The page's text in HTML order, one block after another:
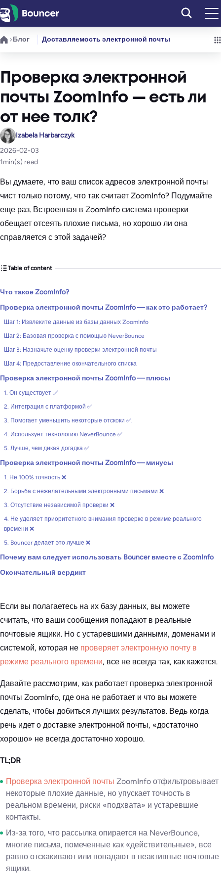
Перейти
к
содержимому
Блог Доставляемость электронной почты
Проверка электронной
почты ZoomInfo — есть ли
от нее толк?
Izabela Harbarczyk
2026-02-03
1min(s) read
Вы думаете, что ваш список адресов электронной почты
чист только потому, что так считает ZoomInfo? Подумайте
еще раз. Встроенная в ZoomInfo система проверки
обещает отсеять плохие письма, но хорошо ли она
справляется с этой задачей?
Table of content
Что такое ZoomInfo?
Проверка электронной почты ZoomInfo — как это работает?
Шаг 1: Извлеките данные из базы данных ZoomInfo
Шаг 2: Базовая проверка с помощью NeverBounce
Шаг 3: Назначьте оценку проверки электронной почты
Шаг 4: Предоставление окончательного списка
Проверка электронной почты ZoomInfo — плюсы
1. Он существует ✅
2. Интеграция с платформой ✅
3. Помогает уменьшить некоторые отскоки ✅.
4. Использует технологию NeverBounce ✅
5. Лучше, чем дикая догадка ✅
Проверка электронной почты ZoomInfo — минусы
1. Не 100% точность ❌
2. Борьба с нежелательными электронными письмами ❌
3. Отсутствие независимой проверки ❌
4. Не уделяет приоритетного внимания проверке в режиме реального
времени ❌
5. Bouncer делает это лучше ❌
Почему вам следует использовать Bouncer вместе с ZoomInfo
Окончательный вердикт
Если вы полагаетесь на их базу данных, вы можете
считать, что ваши сообщения попадают в реальные
почтовые ящики. Но с устаревшими данными, доменами и
системой, которая не проверяет электронную почту в
режиме реального времени, все не всегда так, как кажется.
Давайте рассмотрим, как работает проверка электронной
почты ZoomInfo, где она не работает и что вы можете
сделать, чтобы добиться лучших результатов. Ведь когда
речь идет о доставке электронной почты, «достаточно
хорошо» не всегда достаточно хорошо.
TL;DR
Проверка электронной почты ZoomInfo отфильтровывает
некоторые плохие данные, но упускает точность в
реальном времени, риски «подхвата» и устаревшие
контакты.
Из-за того, что рассылка опирается на NeverBounce,
многие письма, помеченные как «действительные», все
равно отскакивают или попадают в неактивные почтовые
ящики.